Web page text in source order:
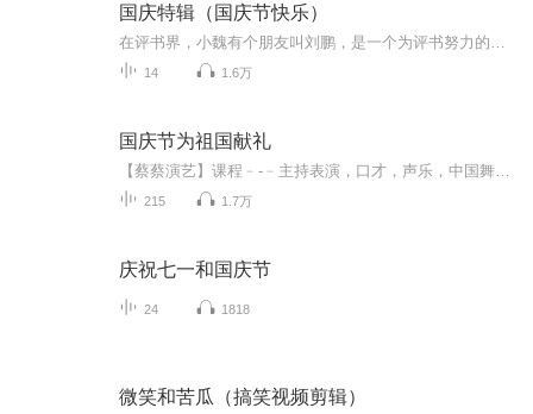
国庆特辑（国庆节快乐）
14 1.6万
国庆节为祖国献礼
215 1.7万
庆祝七一和国庆节
24 1818
微笑和苦瓜（搞笑视频剪辑）